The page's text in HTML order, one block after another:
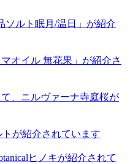
ソルト眠月/温日」が紹介
オイル 無花果」が紹介さ
、ニルヴァーナ寺庭桜が
トが紹介されています
ヒノキが紹介されて